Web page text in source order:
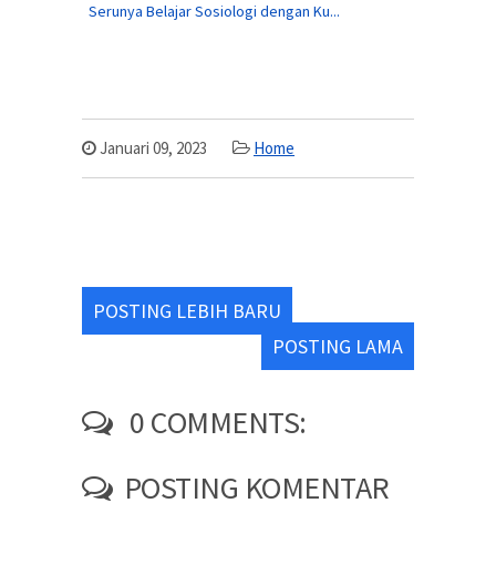
Serunya Belajar Sosiologi dengan Ku...
Januari 09, 2023 Home
POSTING LEBIH BARU
POSTING LAMA
0 COMMENTS:
POSTING KOMENTAR